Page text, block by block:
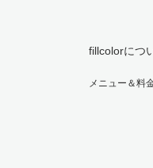
fillcolorにつ
メニュー＆料